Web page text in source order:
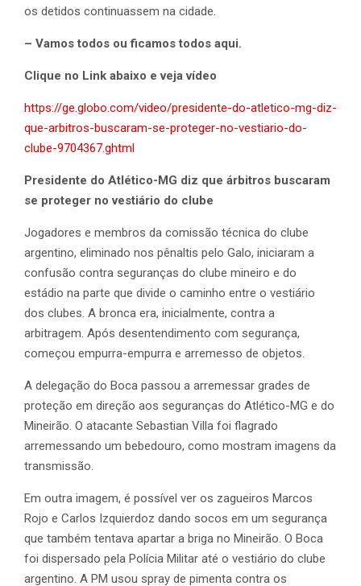
os detidos continuassem na cidade.
– Vamos todos ou ficamos todos aqui.
Clique no Link abaixo e veja vídeo
https://ge.globo.com/video/presidente-do-atletico-mg-diz-
que-arbitros-buscaram-se-proteger-no-vestiario-do-
clube-9704367.ghtml
Presidente do Atlético-MG diz que árbitros buscaram
se proteger no vestiário do clube
Jogadores e membros da comissão técnica do clube
argentino, eliminado nos pênaltis pelo Galo, iniciaram a
confusão contra seguranças do clube mineiro e do
estádio na parte que divide o caminho entre o vestiário
dos clubes. A bronca era, inicialmente, contra a
arbitragem. Após desentendimento com segurança,
começou empurra-empurra e arremesso de objetos.
A delegação do Boca passou a arremessar grades de
proteção em direção aos seguranças do Atlético-MG e do
Mineirão. O atacante Sebastian Villa foi flagrado
arremessando um bebedouro, como mostram imagens da
transmissão.
Em outra imagem, é possível ver os zagueiros Marcos
Rojo e Carlos Izquierdoz dando socos em um segurança
que também tentava apartar a briga no Mineirão. O Boca
foi dispersado pela Polícia Militar até o vestiário do clube
argentino. A PM usou spray de pimenta contra os